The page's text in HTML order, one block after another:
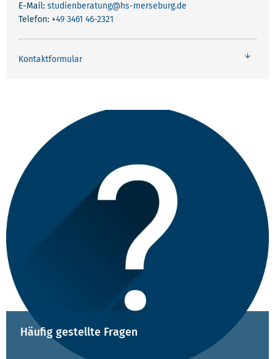
E-Mail: studienberatung@hs-merseburg.de
Telefon: +49 3461 46-2321
Kontaktformular
Häufig gestellte Fragen